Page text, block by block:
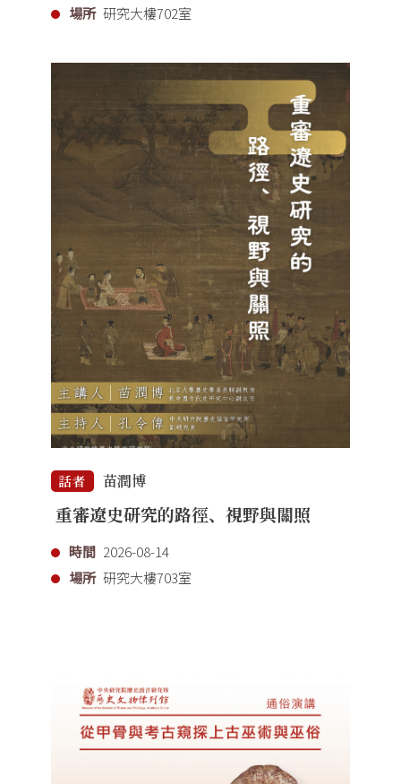
場所 研究大樓702室
話者 苗潤博
重審遼史研究的路徑、視野與關照
時間 2026-08-14
場所 研究大樓703室